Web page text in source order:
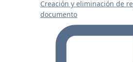
Creación y eliminación de
documento